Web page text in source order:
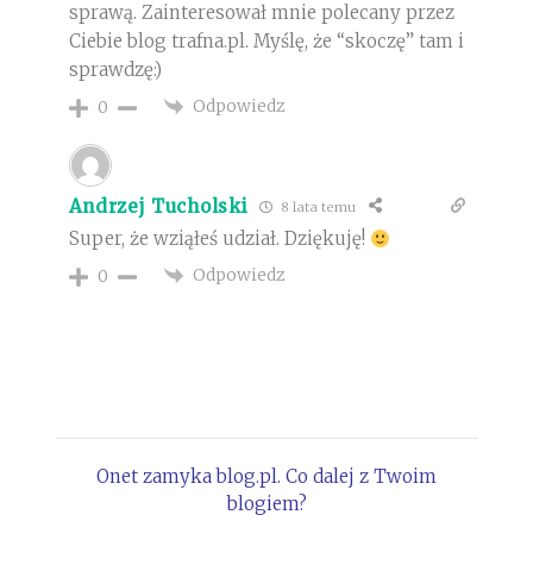
sprawą. Zainteresował mnie polecany przez
Ciebie blog trafna.pl. Myślę, że “skoczę” tam i
sprawdzę:)
0 Odpowiedz
Andrzej Tucholski 8 lata temu
Super, że wziąłeś udział. Dziękuję!
0 Odpowiedz
Onet zamyka blog.pl. Co dalej z Twoim
blogiem?